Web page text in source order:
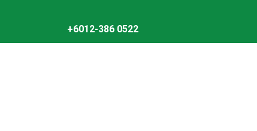
+6012-386 0522